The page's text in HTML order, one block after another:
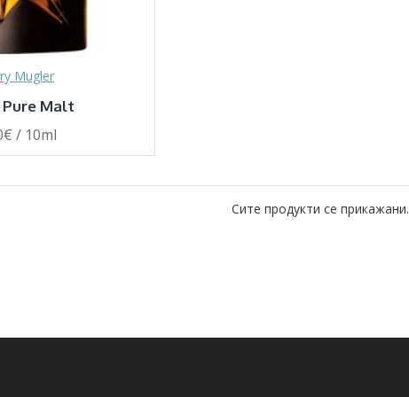
Mugler
Malt
/ 10ml
Сите продукти се прикажани.